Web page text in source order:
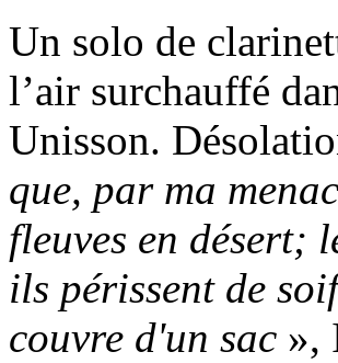
Un solo de
l’air surchauffé
Unisson.
que, par ma
fleuves en désert;
ils périssent de
couvre d'un sac »,